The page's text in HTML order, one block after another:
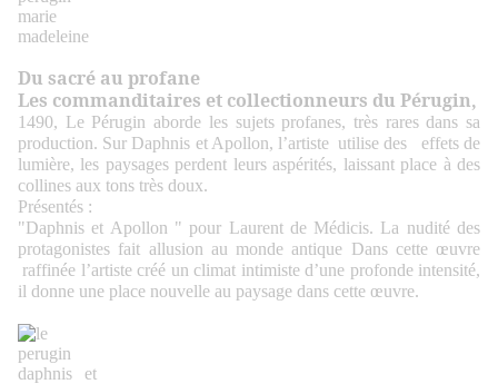
Du sacré au profane
Les commanditaires et collectionneurs du Pérugin,
1490, Le Pérugin aborde les sujets profanes, très rares dans sa
production. Sur Daphnis et Apollon, l’artiste utilise des effets de
lumière, les paysages perdent leurs aspérités, laissant place à des
collines aux tons très doux.
Présentés :
"Daphnis et Apollon " pour Laurent de Médicis. La nudité des
protagonistes fait allusion au monde antique Dans cette œuvre
raffinée l’artiste créé un climat intimiste d’une profonde intensité,
il donne une place nouvelle au paysage dans cette œuvre.